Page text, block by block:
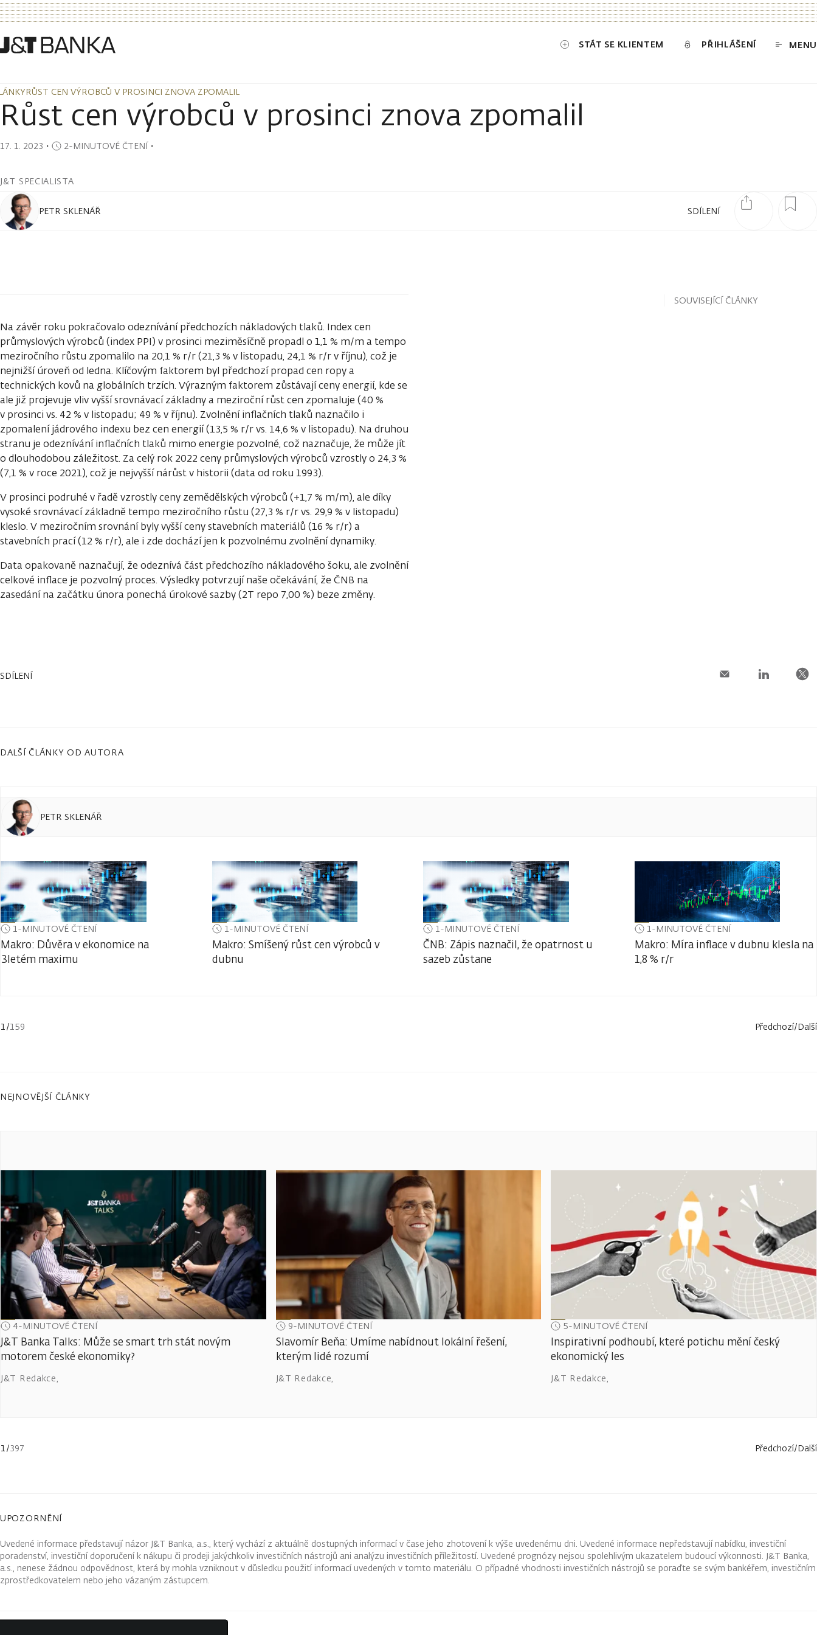
STÁT SE KLIENTEM PŘIHLÁŠENÍ MENU
RŮST CEN VÝROBCŮ V PROSINCI ZNOVA ZPOMALIL
RŮST CEN VÝROBCŮ V PROSINCI ZNOVA ZPOMALIL
Růst cen výrobců v prosinci znova zpomalil
17. 1. 2023 ・ 2-MINUTOVÉ ČTENÍ・
J&T SPECIALISTA
SDÍLENÍ
PETR SKLENÁŘ
Na závěr roku pokračovalo odeznívání předchozích nákladových tlaků. Index cen
průmyslových výrobců (index PPI) v prosinci meziměsíčně propadl o 1,1 % m/m a tempo
meziročního růstu zpomalilo na 20,1 % r/r (21,3 % v listopadu, 24,1 % r/r v říjnu), což je
nejnižší úroveň od ledna. Klíčovým faktorem byl předchozí propad cen ropy a
technických kovů na globálních trzích. Výrazným faktorem zůstávají ceny energií, kde se
ale již projevuje vliv vyšší srovnávací základny a meziroční růst cen zpomaluje (40 %
v prosinci vs. 42 % v listopadu; 49 % v říjnu). Zvolnění inflačních tlaků naznačilo i
zpomalení jádrového indexu bez cen energií (13,5 % r/r vs. 14,6 % v listopadu). Na druhou
stranu je odeznívání inflačních tlaků mimo energie pozvolné, což naznačuje, že může jít
o dlouhodobou záležitost. Za celý rok 2022 ceny průmyslových výrobců vzrostly o 24,3 %
(7,1 % v roce 2021), což je nejvyšší nárůst v historii (data od roku 1993).
V prosinci podruhé v řadě vzrostly ceny zemědělských výrobců (+1,7 % m/m), ale díky
vysoké srovnávací základně tempo meziročního růstu (27,3 % r/r vs. 29,9 % v listopadu)
kleslo. V meziročním srovnání byly vyšší ceny stavebních materiálů (16 % r/r) a
stavebních prací (12 % r/r), ale i zde dochází jen k pozvolnému zvolnění dynamiky.
Data opakovaně naznačují, že odeznívá část předchozího nákladového šoku, ale zvolnění
celkové inflace je pozvolný proces. Výsledky potvrzují naše očekávání, že ČNB na
zasedání na začátku února ponechá úrokové sazby (2T repo 7,00 %) beze změny.
SOUVISEJÍCÍ ČLÁNKY
SDÍLENÍ
DALŠÍ ČLÁNKY OD AUTORA
PETR SKLENÁŘ
1-MINUTOVÉ ČTENÍ
Makro: Důvěra v ekonomice na
3letém maximu
1-MINUTOVÉ ČTENÍ
Makro: Smíšený růst cen výrobců v
dubnu
1-MINUTOVÉ ČTENÍ
ČNB: Zápis naznačil, že opatrnost u
sazeb zůstane
1-MINUTOVÉ ČTENÍ
Makro: Míra inflace v dubnu klesla na
1,8 % r/r
1 /159 Předchozí/Další
NEJNOVĚJŠÍ ČLÁNKY
4-MINUTOVÉ ČTENÍ
J&T Banka Talks: Může se smart trh stát novým
motorem české ekonomiky?
J&T Redakce,
9-MINUTOVÉ ČTENÍ
Slavomír Beňa: Umíme nabídnout lokální řešení,
kterým lidé rozumí
J&T Redakce,
5-MINUTOVÉ ČTENÍ
Inspirativní podhoubí, které potichu mění český
ekonomický les
J&T Redakce,
1/397 Předchozí/Další
UPOZORNĚNÍ
Uvedené informace představují názor J&T Banka, a.s., který vychází z aktuálně dostupných informací v čase jeho zhotovení k výše uvedenému dni. Uvedené informace nepředstavují nabídku, investiční
poradenství, investiční doporučení k nákupu či prodeji jakýchkoliv investičních nástrojů ani analýzu investičních příležitostí. Uvedené prognózy nejsou spolehlivým ukazatelem budoucí výkonnosti. J&T Banka,
a.s., nenese žádnou odpovědnost, která by mohla vzniknout v důsledku použití informací uvedených v tomto materiálu. O případné vhodnosti investičních nástrojů se poraďte se svým bankéřem, investičním
zprostředkovatelem nebo jeho vázaným zástupcem.